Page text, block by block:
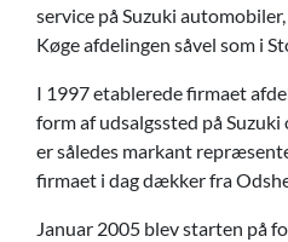
service på Suzuki
Køge afdelingen såvel som i
I 1997 etablerede firmaet
form af udsalgssted på
er således markant
firmaet i dag dækker fra
Januar 2005 blev starten på